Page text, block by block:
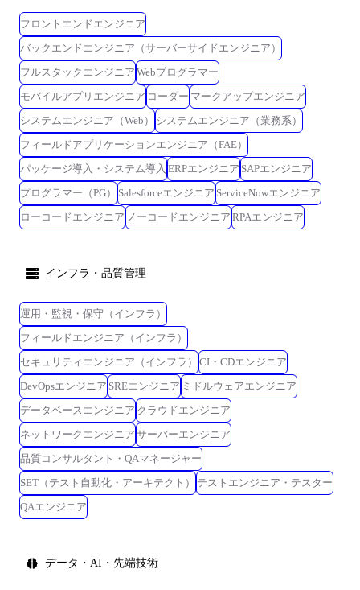
フロントエンドエンジニア
バックエンドエンジニア（サーバーサイドエンジニア）
フルスタックエンジニア Webプログラマー
モバイルアプリエンジニア コーダー マークアップエンジニア
システムエンジニア（Web）
システムエンジニア（業務系）
フィールドアプリケーションエンジニア（FAE）
パッケージ導入・システム導入 ERPエンジニア SAPエンジニア
プログラマー（PG）
Salesforceエンジニア ServiceNowエンジニア
ローコードエンジニア ノーコードエンジニア RPAエンジニア
インフラ・品質管理
運用・監視・保守（インフラ）
フィールドエンジニア（インフラ）
セキュリティエンジニア（インフラ）
CI・CDエンジニア
DevOpsエンジニア SREエンジニア ミドルウェアエンジニア
データベースエンジニア クラウドエンジニア
ネットワークエンジニア サーバーエンジニア
品質コンサルタント・QAマネージャー
SET（テスト自動化・アーキテクト）
テストエンジニア・テスター
QAエンジニア
データ・AI・先端技術